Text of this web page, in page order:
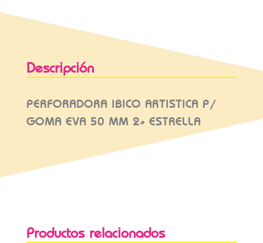
Descripción
PERFORADORA IBICO ARTISTICA P/
GOMA EVA 50 MM 2» ESTRELLA
Productos relacionados